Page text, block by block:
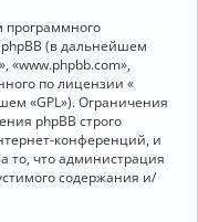
(в дальнейшем
«www.phpbb.com»,
по лицензии «
«GPL»). Ограничения
phpBB строго
конференций, и
то, что администрация
содержания и/